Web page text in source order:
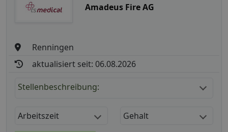
Amadeus Fire AG
Renningen
aktualisiert seit: 06.08.2026
Stellenbeschreibung:
Arbeitszeit Gehalt